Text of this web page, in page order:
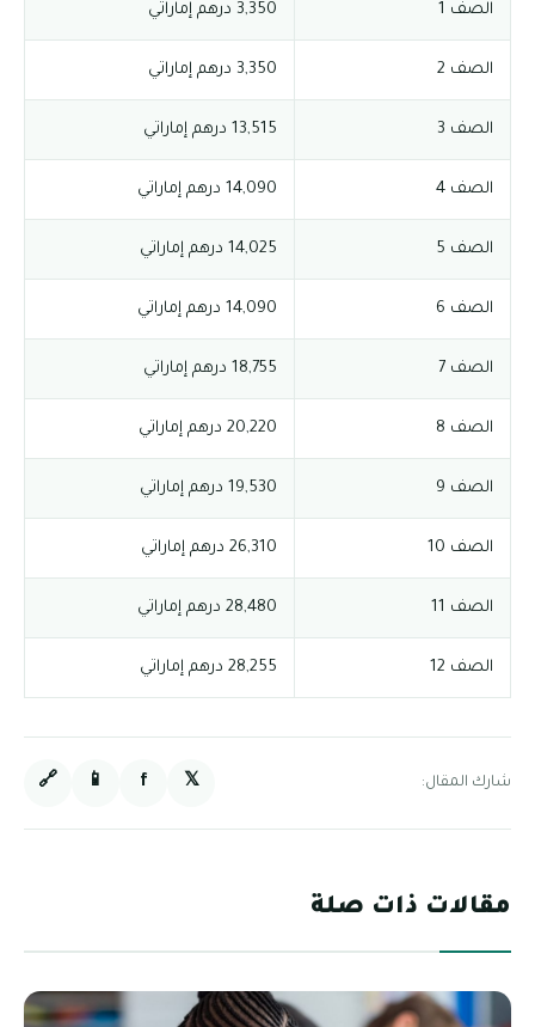
الصف 1 3,350 درهم إماراتي
الصف 2 3,350 درهم إماراتي
الصف 3 13,515 درهم إماراتي
الصف 4 14,090 درهم إماراتي
الصف 5 14,025 درهم إماراتي
الصف 6 14,090 درهم إماراتي
الصف 7 18,755 درهم إماراتي
الصف 8 20,220 درهم إماراتي
الصف 9 19,530 درهم إماراتي
الصف 10 26,310 درهم إماراتي
الصف 11 28,480 درهم إماراتي
الصف 12 28,255 درهم إماراتي
شارك المقال: 𝕏
f
📱
🔗
مقالات ذات صلة